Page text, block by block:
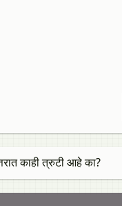
काही त्रुटी आहे का?